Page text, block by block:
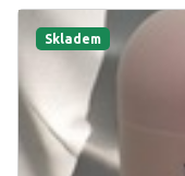
Skladem